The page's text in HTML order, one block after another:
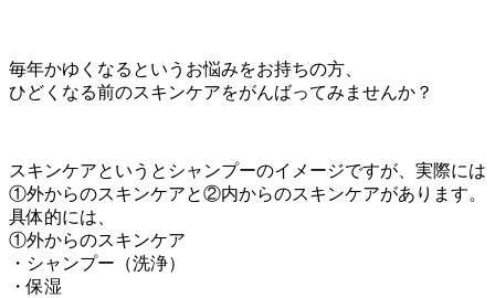
毎年かゆくなるというお悩みをお持ちの方、
ひどくなる前のスキンケアをがんばってみませんか？
スキンケアというとシャンプーのイメージですが、実際には
①外からのスキンケアと②内からのスキンケアがあります。
具体的には、
①外からのスキンケア
・シャンプー（洗浄）
・保湿